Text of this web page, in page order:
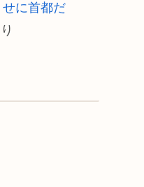
に首都だ